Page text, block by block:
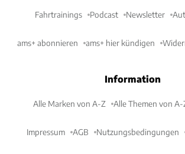
Fahrtrainings Podcast Newsletter
ams+ abonnieren ams+ hier kündigen
Information
Alle Marken von A-Z Alle Themen von A-
Impressum AGB Nutzungsbedingungen